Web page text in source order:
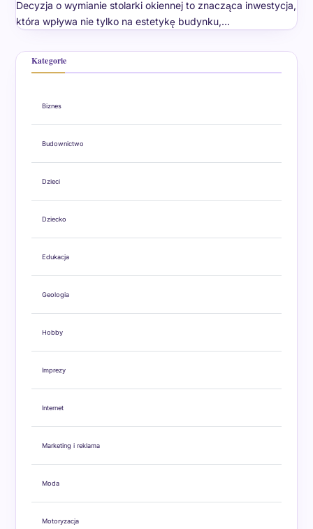
Decyzja o wymianie stolarki okiennej to znacząca inwestycja,
która wpływa nie tylko na estetykę budynku,…
Kategorie
Biznes
Budownictwo
Dzieci
Dziecko
Edukacja
Geologia
Hobby
Imprezy
Internet
Marketing i reklama
Moda
Motoryzacja